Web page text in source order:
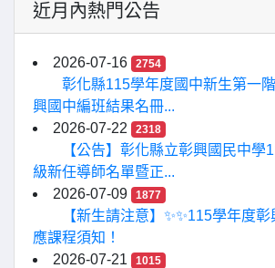
近月內熱門公告
2026-07-16 2754
彰化縣115學年度國中新生第一
興國中編班結果名冊...
2026-07-22
2318
【公告】彰化縣立彰興國民中學
級新任導師名單暨正...
2026-07-09
1877
【新生請注意】✨✨115學年度
應課程須知！
2026-07-21
1015